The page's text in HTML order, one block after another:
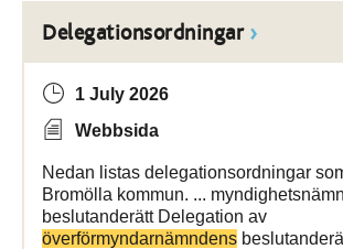
Delegationsordningar
1 July 2026
Webbsida
Nedan listas delegationsordningar
Bromölla kommun. ...
beslutanderätt Delegation av
överförmyndarnämndens